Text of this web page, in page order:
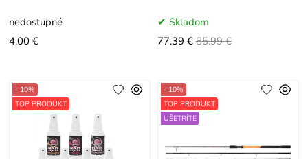
nedostupné
4.00 €
Skladom
77.39 € 85.99 €
- 10%
TOP PRODUKT
- 10%
TOP PRODUKT
UŠETRÍTE